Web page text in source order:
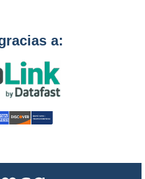
a: